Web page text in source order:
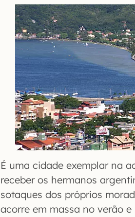
É uma cidade exemplar na
receber os hermanos
sotaques dos próprios
acorre em massa no verão